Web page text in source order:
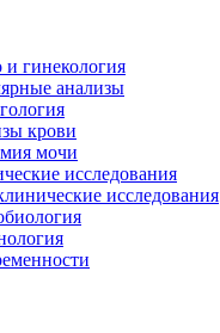
гинекология
анализы
крови
мочи
исследования
исследования